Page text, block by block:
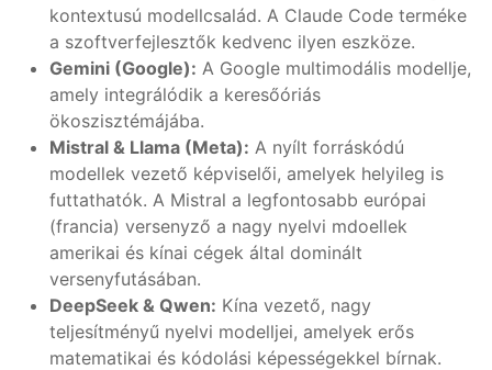
kontextusú modellcsalád. A Claude Code terméke
a szoftverfejlesztők kedvenc ilyen eszköze.
Gemini (Google): A Google multimodális modellje,
amely integrálódik a keresőóriás
ökoszisztémájába.
Mistral & Llama (Meta): A nyílt forráskódú
modellek vezető képviselői, amelyek helyileg is
futtathatók. A Mistral a legfontosabb európai
(francia) versenyző a nagy nyelvi mdoellek
amerikai és kínai cégek által dominált
versenyfutásában.
DeepSeek & Qwen: Kína vezető, nagy
teljesítményű nyelvi modelljei, amelyek erős
matematikai és kódolási képességekkel bírnak.